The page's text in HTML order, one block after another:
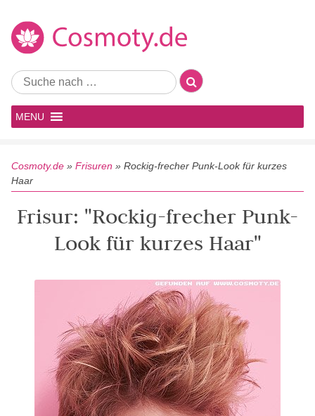
MENU
Cosmoty.de » Frisuren » Rockig-frecher Punk-Look für kurzes
Haar
Frisur: "Rockig-frecher Punk-
Look für kurzes Haar"